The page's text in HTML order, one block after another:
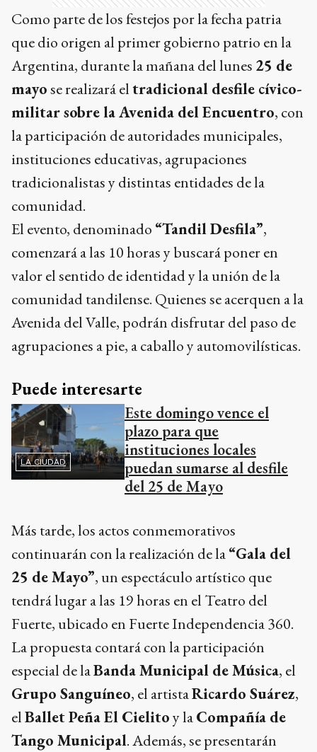
Como parte de los festejos por la fecha patria
que dio origen al primer gobierno patrio en la
Argentina, durante la mañana del lunes 25 de
mayose realizará eltradicional desfile cívico-
militar sobre la Avenida del Encuentro, con
la participación de autoridades municipales,
instituciones educativas, agrupaciones
tradicionalistas y distintas entidades de la
comunidad.
El evento, denominado “Tandil Desfila”,
comenzará a las 10 horas y buscará poner en
valor el sentido de identidad y la unión de la
comunidad tandilense. Quienes se acerquen a la
Avenida del Valle, podrán disfrutar del paso de
agrupaciones a pie, a caballo y automovilísticas.
Puede interesarte
LA CIUDAD
Este domingo vence el
plazo para que
instituciones locales
puedan sumarse al desfile
del 25 de Mayo
Más tarde, los actos conmemorativos
continuarán con la realización de la“Gala del
25 de Mayo”, un espectáculo artístico que
tendrá lugar a las 19 horas en el Teatro del
Fuerte, ubicado en Fuerte Independencia 360.
La propuesta contará con la participación
especial de laBanda Municipal de Música, el
Grupo Sanguíneo, el artistaRicardo Suárez,
elBallet Peña El Cielitoy laCompañía de
Tango Municipal. Además, se presentarán